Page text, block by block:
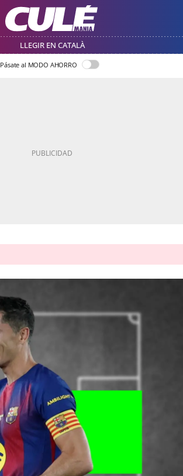
LLEGIR EN CATALÀ
Pásate al MODO AHORRO